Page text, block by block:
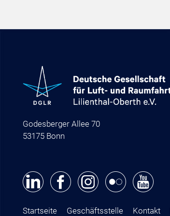
Godesberger Allee 70
53175 Bonn
Startseite Geschäftsstelle Kontakt